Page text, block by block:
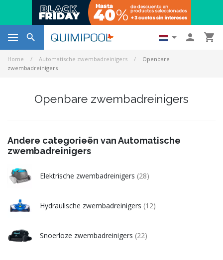
   
Home Automatische zwembadreinigers
Openbare
zwembadreinigers
Openbare zwembadreinigers
Andere categorieën van Automatische
zwembadreinigers
Elektrische zwembadreinigers (28)
Hydraulische zwembadreinigers (12)
Snoerloze zwembadreinigers (22)